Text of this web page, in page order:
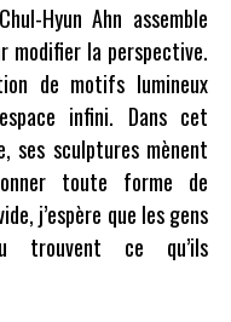
Hyun Ahn assemble
modifier la perspective.
de motifs lumineux
infini. Dans cet
ses sculptures mènent
toute forme de
j’espère que les gens
trouvent ce qu’ils